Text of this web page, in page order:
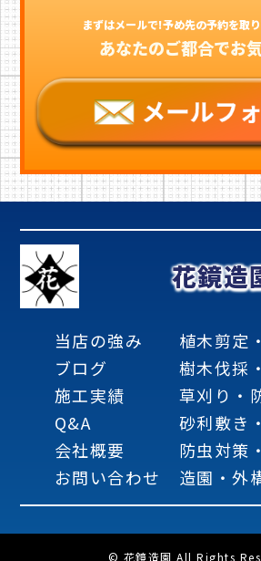
まずはメールで!予め先の予約を取
あなたのご都合でお
花鏡造
当店の強み
ブログ
施工実績
Q&A
会社概要
お問い合わせ
植木剪定
樹木伐採
草刈り・
砂利敷き
防虫対策
造園・外
© 花鏡造園 All Rights